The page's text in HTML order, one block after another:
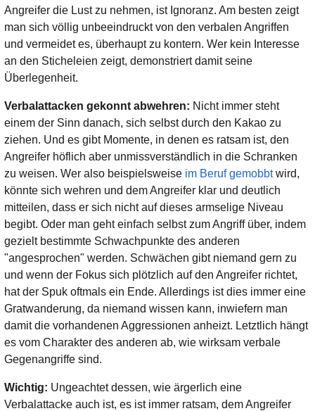
Angreifer die Lust zu nehmen, ist Ignoranz. Am besten zeigt
man sich völlig unbeeindruckt von den verbalen Angriffen
und vermeidet es, überhaupt zu kontern. Wer kein Interesse
an den Sticheleien zeigt, demonstriert damit seine
Überlegenheit.
Verbalattacken gekonnt abwehren: Nicht immer steht
einem der Sinn danach, sich selbst durch den Kakao zu
ziehen. Und es gibt Momente, in denen es ratsam ist, den
Angreifer höflich aber unmissverständlich in die Schranken
zu weisen. Wer also beispielsweise im Beruf gemobbtwird,
könnte sich wehren und dem Angreifer klar und deutlich
mitteilen, dass er sich nicht auf dieses armselige Niveau
begibt. Oder man geht einfach selbst zum Angriff über, indem
gezielt bestimmte Schwachpunkte des anderen
"angesprochen" werden. Schwächen gibt niemand gern zu
und wenn der Fokus sich plötzlich auf den Angreifer richtet,
hat der Spuk oftmals ein Ende. Allerdings ist dies immer eine
Gratwanderung, da niemand wissen kann, inwiefern man
damit die vorhandenen Aggressionen anheizt. Letztlich hängt
es vom Charakter des anderen ab, wie wirksam verbale
Gegenangriffe sind.
Wichtig: Ungeachtet dessen, wie ärgerlich eine
Verbalattacke auch ist, es ist immer ratsam, dem Angreifer